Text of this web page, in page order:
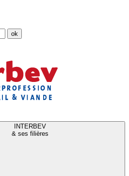
INTERBEV
& ses filières